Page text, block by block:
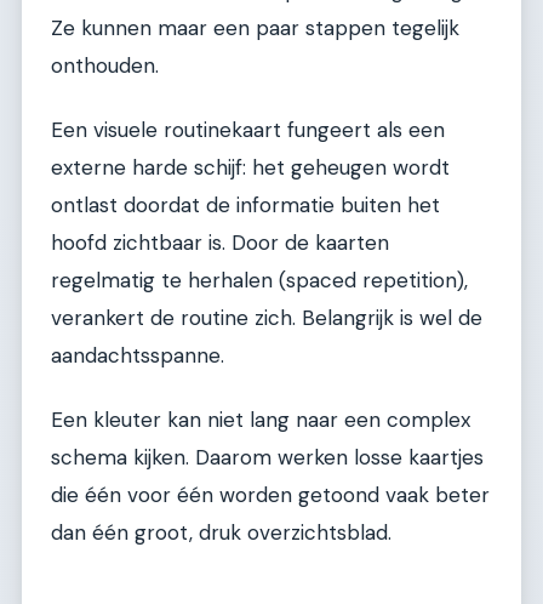
Ze kunnen maar een paar stappen tegelijk
onthouden.
Een visuele routinekaart fungeert als een
externe harde schijf: het geheugen wordt
ontlast doordat de informatie buiten het
hoofd zichtbaar is. Door de kaarten
regelmatig te herhalen (spaced repetition),
verankert de routine zich. Belangrijk is wel de
aandachtsspanne.
Een kleuter kan niet lang naar een complex
schema kijken. Daarom werken losse kaartjes
die één voor één worden getoond vaak beter
dan één groot, druk overzichtsblad.